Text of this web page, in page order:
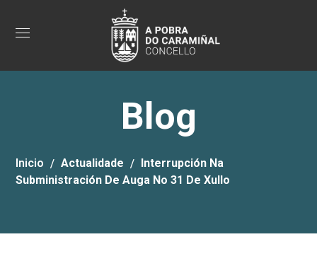
Blog
Inicio Actualidade
Interrupción Na
Subministración De Auga No 31 De Xullo